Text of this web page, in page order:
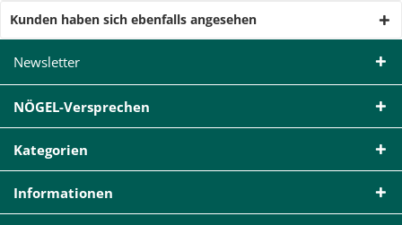
Kunden haben sich ebenfalls angesehen
Newsletter
NÖGEL-Versprechen
Kategorien
Informationen